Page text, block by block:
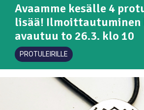
Avaamme kesälle 4
lisää!
avautuu to 26.3. klo 10
PROTULEIRILLE